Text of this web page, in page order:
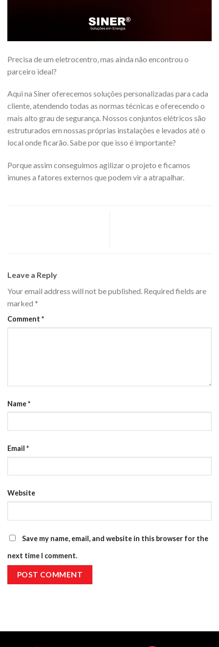
Precisa de um eletrocentro, mas ainda não encontrou o
parceiro ideal?
Aqui na Siner oferecemos soluções personalizadas para cada
cliente, atendendo todas as normas técnicas e oferecendo o
mais alto grau de segurança. Nossos conjuntos elétricos são
estruturados em nossas próprias instalações e levados até o
local onde ficarão. Sabe por que isso é importante?
Porque assim conseguimos agilizar o projeto e ficamos
imunes a fatores externos que podem vir a atrapalhar.
Leave a Reply
Your email address will not be published. Required fields are
marked *
Comment *
Name*
Email *
Website
Save my name, email, and website in this browser for the
next time I comment.